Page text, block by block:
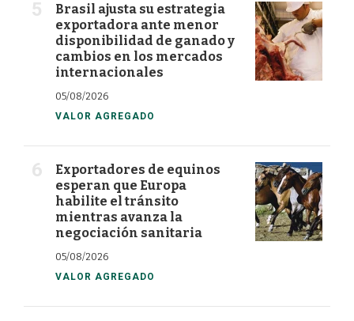
Brasil ajusta su estrategia
exportadora ante menor
disponibilidad de ganado y
cambios en los mercados
internacionales
05/08/2026
VALOR AGREGADO
Exportadores de equinos
esperan que Europa
habilite el tránsito
mientras avanza la
negociación sanitaria
05/08/2026
VALOR AGREGADO